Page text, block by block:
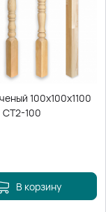
100х100х1100
мм тип 2, СТ2-100
В корзину